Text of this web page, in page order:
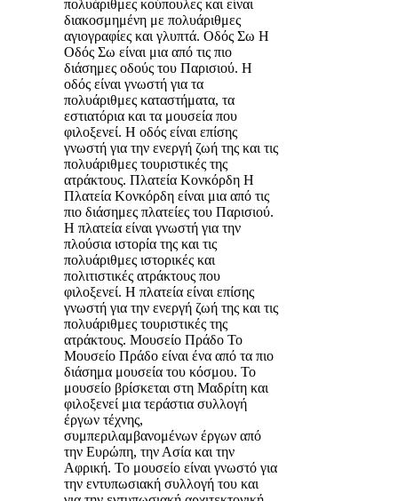
πολυάριθμες κούπουλες και είναι
διακοσμημένη με πολυάριθμες
αγιογραφίες και γλυπτά. Οδός Σω Η
Οδός Σω είναι μια από τις πιο
διάσημες οδούς του Παρισιού. Η
οδός είναι γνωστή για τα
πολυάριθμες καταστήματα, τα
εστιατόρια και τα μουσεία που
φιλοξενεί. Η οδός είναι επίσης
γνωστή για την ενεργή ζωή της και τις
πολυάριθμες τουριστικές της
ατράκτους. Πλατεία Κονκόρδη Η
Πλατεία Κονκόρδη είναι μια από τις
πιο διάσημες πλατείες του Παρισιού.
Η πλατεία είναι γνωστή για την
πλούσια ιστορία της και τις
πολυάριθμες ιστορικές και
πολιτιστικές ατράκτους που
φιλοξενεί. Η πλατεία είναι επίσης
γνωστή για την ενεργή ζωή της και τις
πολυάριθμες τουριστικές της
ατράκτους. Μουσείο Πράδο Το
Μουσείο Πράδο είναι ένα από τα πιο
διάσημα μουσεία του κόσμου. Το
μουσείο βρίσκεται στη Μαδρίτη και
φιλοξενεί μια τεράστια συλλογή
έργων τέχνης,
συμπεριλαμβανομένων έργων από
την Ευρώπη, την Ασία και την
Αφρική. Το μουσείο είναι γνωστό για
την εντυπωσιακή συλλογή του και